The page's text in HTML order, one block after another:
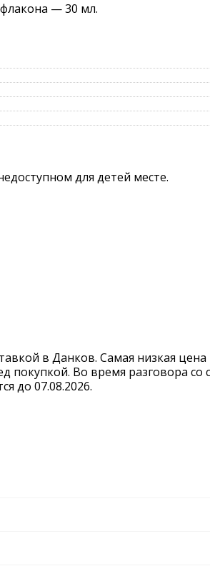
— 30 мл.
для детей месте.
в Данков. Самая низкая
покупкой. Во время разговора
до 07.08.2026.